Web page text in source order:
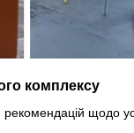
комплексу
рекомендацій щодо